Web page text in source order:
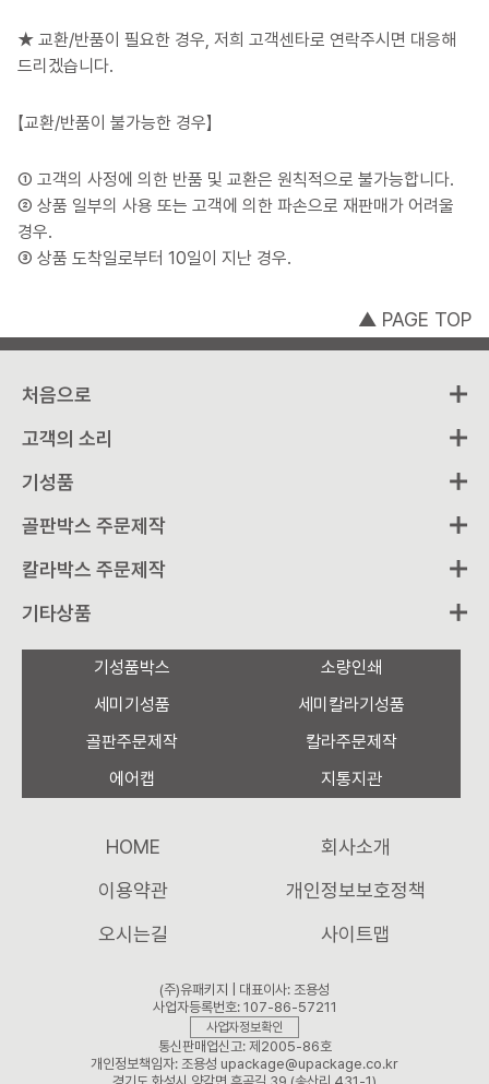
★ 교환/반품이 필요한 경우, 저희 고객센타로 연락주시면 대응해
드리겠습니다.
【교환/반품이 불가능한 경우】
① 고객의 사정에 의한 반품 및 교환은 원칙적으로 불가능합니다.
② 상품 일부의 사용 또는 고객에 의한 파손으로 재판매가 어려울
경우.
③ 상품 도착일로부터 10일이 지난 경우.
▲ PAGE TOP
처음으로
고객의 소리
기성품
골판박스 주문제작
칼라박스 주문제작
기타상품
기성품박스
소량인쇄
세미기성품
세미칼라기성품
골판주문제작
칼라주문제작
에어캡
지통지관
HOME
회사소개
이용약관
개인정보보호정책
오시는길
사이트맵
(주)유패키지 | 대표이사: 조용성
사업자등록번호: 107-86-57211
사업자정보확인
통신판매업신고: 제2005-86호
개인정보책임자: 조용성 upackage@upackage.co.kr